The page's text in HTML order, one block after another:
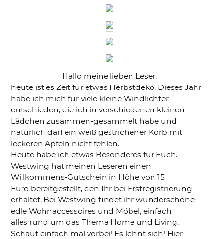
Hallo meine lieben Leser,
heute ist es Zeit für etwas Herbstdeko. Dieses Jahr
habe ich mich für viele kleine Windlichter
entschieden, die ich in verschiedenen kleinen
Lädchen zusammen-gesammelt habe und
natürlich darf ein weiß gestrichener Korb mit
leckeren Äpfeln nicht fehlen.
Heute habe ich etwas Besonderes für Euch.
Westwing hat meinen Leseren einen
Willkommens-Gutschein in Höhe von 15
Euro bereitgestellt, den Ihr bei Erstregistrierung
erhaltet. Bei Westwing findet ihr wunderschöne
edle Wohnaccessoires und Möbel, einfach
alles rund um das Thema Home und Living.
Schaut einfach mal vorbei! Es lohnt sich! Hier